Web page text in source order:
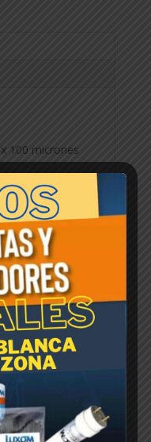
100 micrones